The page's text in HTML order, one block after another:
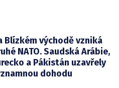
Blízkém východě vzniká
NATO. Saudská Arábie,
a Pákistán uzavřely
dohodu